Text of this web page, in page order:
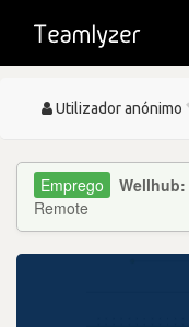
Toggle
Utilizador anónimo
Wellhub:
Remote